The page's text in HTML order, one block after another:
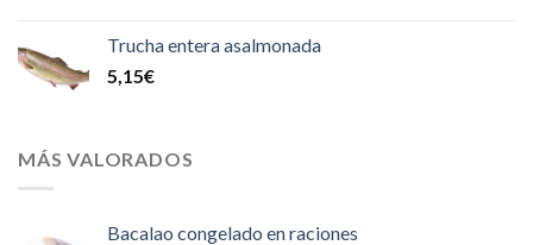
Trucha entera asalmonada
5,15€
MÁS VALORADOS
Bacalao congelado en raciones